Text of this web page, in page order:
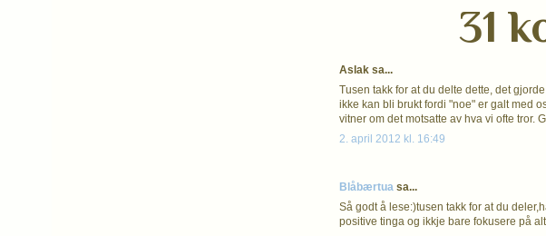
31
Aslak sa...
Tusen takk for at du delte dette, det
ikke kan bli brukt fordi "noe" er galt med
vitner om det motsatte av hva vi ofte tror.
2. april 2012 kl. 16:49
Blåbærtua sa...
Så godt å lese:)tusen takk for at du
positive tinga og ikkje bare fokusere på